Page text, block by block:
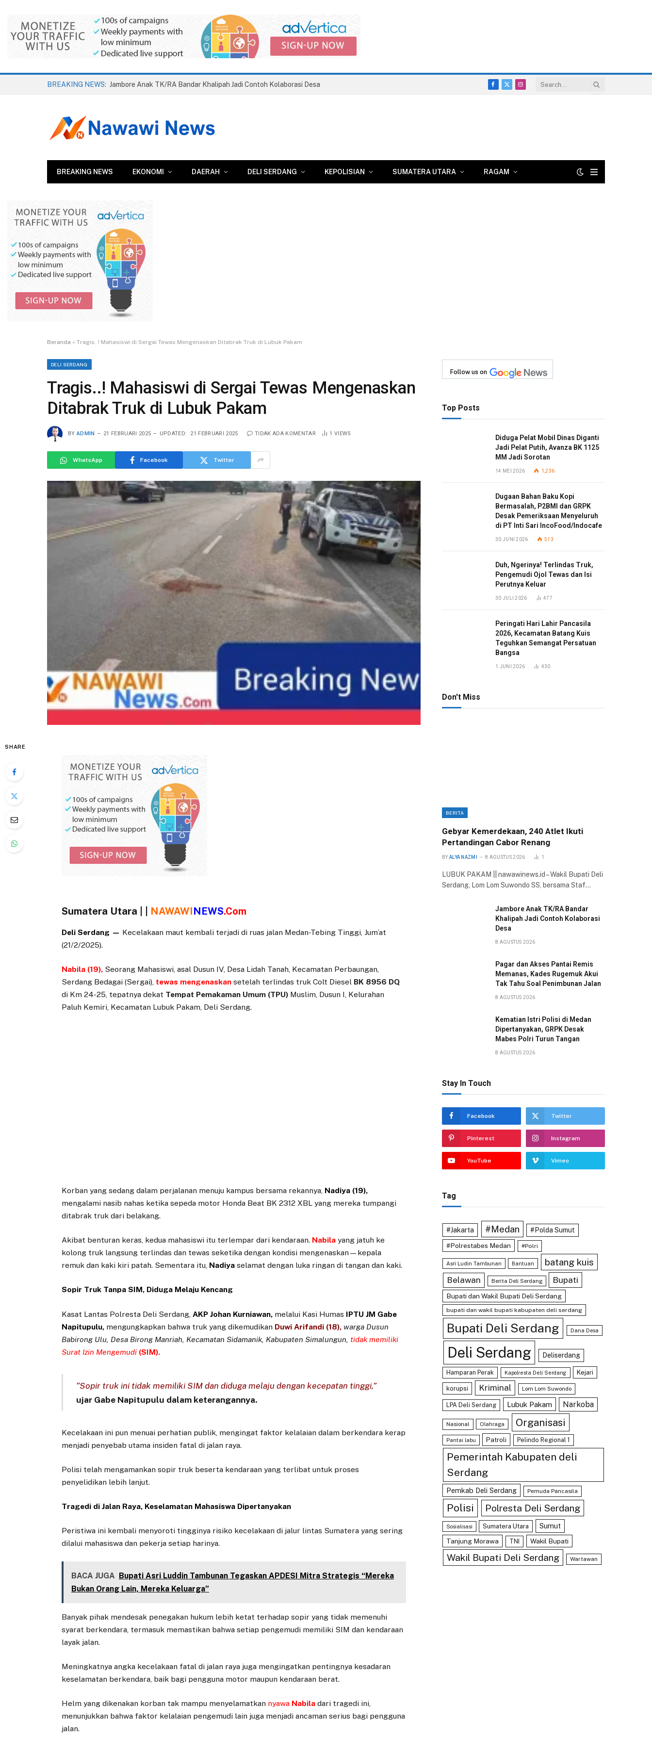
BREAKING NEWS: Jambore Anak TK/RA Bandar Khalipah Jadi Contoh Kolaborasi Desa
Facebook
X
Instagram
BREAKING NEWS EKONOMI DAERAH DELI SERDANG KEPOLISIAN SUMATERA UTARA RAGAM
Beranda » Tragis..! Mahasiswi di Sergai Tewas Mengenaskan Ditabrak Truk di Lubuk Pakam
DELI SERDANG
Tragis..! Mahasiswi di Sergai Tewas Mengenaskan
Ditabrak Truk di Lubuk Pakam
BY ADMIN 21 FEBRUARI 2025 UPDATED: 21 FEBRUARI 2025 TIDAK ADA KOMENTAR 1 VIEWS
WhatsApp Facebook Twitter
SHARE
Sumatera Utara | | NAWAWI NEWS.Com
Deli Serdang — Kecelakaan maut kembali terjadi di ruas jalan Medan-Tebing Tinggi, Jum’at
(21/2/2025).
Nabila (19), Seorang Mahasiswi, asal Dusun IV, Desa Lidah Tanah, Kecamatan Perbaungan,
Serdang Bedagai (Sergai), tewas mengenaskan setelah terlindas truk Colt Diesel BK 8956 DQ
di Km 24-25, tepatnya dekat Tempat Pemakaman Umum (TPU) Muslim, Dusun I, Kelurahan
Paluh Kemiri, Kecamatan Lubuk Pakam, Deli Serdang.
Korban yang sedang dalam perjalanan menuju kampus bersama rekannya, Nadiya (19),
mengalami nasib nahas ketika sepeda motor Honda Beat BK 2312 XBL yang mereka tumpangi
ditabrak truk dari belakang.
Akibat benturan keras, kedua mahasiswi itu terlempar dari kendaraan. Nabila yang jatuh ke
kolong truk langsung terlindas dan tewas seketika dengan kondisi mengenaskan—kepala
remuk dan kaki kiri patah. Sementara itu, Nadiya selamat dengan luka ringan di tangan dan kaki.
Sopir Truk Tanpa SIM, Diduga Melaju Kencang
Kasat Lantas Polresta Deli Serdang, AKP Johan Kurniawan, melalui Kasi Humas IPTU JM Gabe
Napitupulu, mengungkapkan bahwa truk yang dikemudikan Duwi Arifandi (18), warga Dusun
Babirong Ulu, Desa Birong Manriah, Kecamatan Sidamanik, Kabupaten Simalungun, tidak memiliki
Surat Izin Mengemudi (SIM).
“Sopir truk ini tidak memiliki SIM dan diduga melaju dengan kecepatan tinggi,”
ujar Gabe Napitupulu dalam keterangannya.
Kecelakaan ini pun menuai perhatian publik, mengingat faktor kelalaian dalam berkendara kerap
menjadi penyebab utama insiden fatal di jalan raya.
Polisi telah mengamankan sopir truk beserta kendaraan yang terlibat untuk proses
penyelidikan lebih lanjut.
Tragedi di Jalan Raya, Keselamatan Mahasiswa Dipertanyakan
Peristiwa ini kembali menyoroti tingginya risiko kecelakaan di jalur lintas Sumatera yang sering
dilalui mahasiswa dan pekerja setiap harinya.
BACA JUGA Bupati Asri Luddin Tambunan Tegaskan APDESI Mitra Strategis “Mereka
Bukan Orang Lain, Mereka Keluarga”
Banyak pihak mendesak penegakan hukum lebih ketat terhadap sopir yang tidak memenuhi
syarat berkendara, termasuk memastikan bahwa setiap pengemudi memiliki SIM dan kendaraan
layak jalan.
Meningkatnya angka kecelakaan fatal di jalan raya juga mengingatkan pentingnya kesadaran
keselamatan berkendara, baik bagi pengguna motor maupun kendaraan berat.
Helm yang dikenakan korban tak mampu menyelamatkan nyawa Nabila dari tragedi ini,
menunjukkan bahwa faktor kelalaian pengemudi lain juga menjadi ancaman serius bagi pengguna
jalan.
Follow us on
Top Posts
Diduga Pelat Mobil Dinas Diganti
Jadi Pelat Putih, Avanza BK 1125
MM Jadi Sorotan
14 MEI 2026 1,236
Dugaan Bahan Baku Kopi
Bermasalah, P2BMI dan GRPK
Desak Pemeriksaan Menyeluruh
di PT Inti Sari IncoFood/Indocafe
30 JUNI 2026 513
Duh, Ngerinya! Terlindas Truk,
Pengemudi Ojol Tewas dan Isi
Perutnya Keluar
30 JULI 2026 477
Peringati Hari Lahir Pancasila
2026, Kecamatan Batang Kuis
Teguhkan Semangat Persatuan
Bangsa
1 JUNI 2026 430
Don't Miss
BERITA
Gebyar Kemerdekaan, 240 Atlet Ikuti
Pertandingan Cabor Renang
BY ALYA NAZMI 8 AGUSTUS 2026 1
LUBUK PAKAM || nawawinews.id – Wakil Bupati Deli
Serdang, Lom Lom Suwondo SS, bersama Staf…
Jambore Anak TK/RA Bandar
Khalipah Jadi Contoh Kolaborasi
Desa
8 AGUSTUS 2026
Pagar dan Akses Pantai Remis
Memanas, Kades Rugemuk Akui
Tak Tahu Soal Penimbunan Jalan
8 AGUSTUS 2026
Kematian Istri Polisi di Medan
Dipertanyakan, GRPK Desak
Mabes Polri Turun Tangan
8 AGUSTUS 2026
Stay In Touch
Facebook Twitter
Pinterest Instagram
YouTube Vimeo
Tag
#Jakarta #Medan
#Polda Sumut
#Polrestabes Medan
#Polri
Asri Ludin Tambunan Bantuan batang kuis
Belawan Berita Deli Serdang Bupati
Bupati dan Wakil Bupati Deli Serdang
bupati dan wakil bupati kabupaten deli serdang
Bupati Deli Serdang Dana Desa
Deli Serdang Deliserdang
Hamparan Perak Kapolresta Deli Serdang Kejari
korupsi Kriminal Lom Lom Suwondo
LPA Deli Serdang Lubuk Pakam Narkoba
Nasional Olahraga Organisasi
Pantai labu Patroli Pelindo Regional 1
Pemerintah Kabupaten deli
Serdang
Pemkab Deli Serdang Pemuda Pancasila
Polisi Polresta Deli Serdang
Sosialisasi Sumatera Utara Sumut
Tanjung Morawa TNI Wakil Bupati
Wakil Bupati Deli Serdang Wartawan